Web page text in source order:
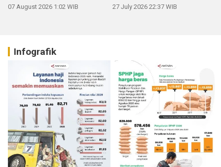
07 August 2026 1:02 WIB 27 July 2026 22:37 WIB
Infografik